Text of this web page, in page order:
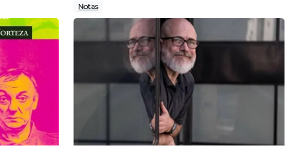
Notas